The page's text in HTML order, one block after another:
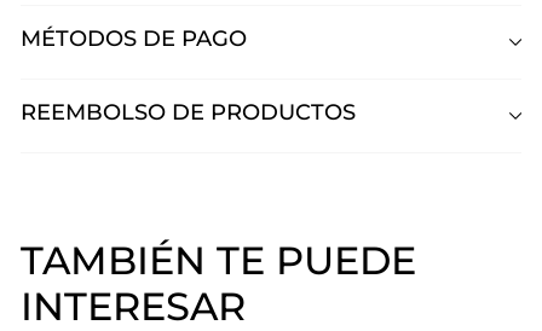
MÉTODOS DE PAGO
REEMBOLSO DE PRODUCTOS
TAMBIÉN TE PUEDE
INTERESAR